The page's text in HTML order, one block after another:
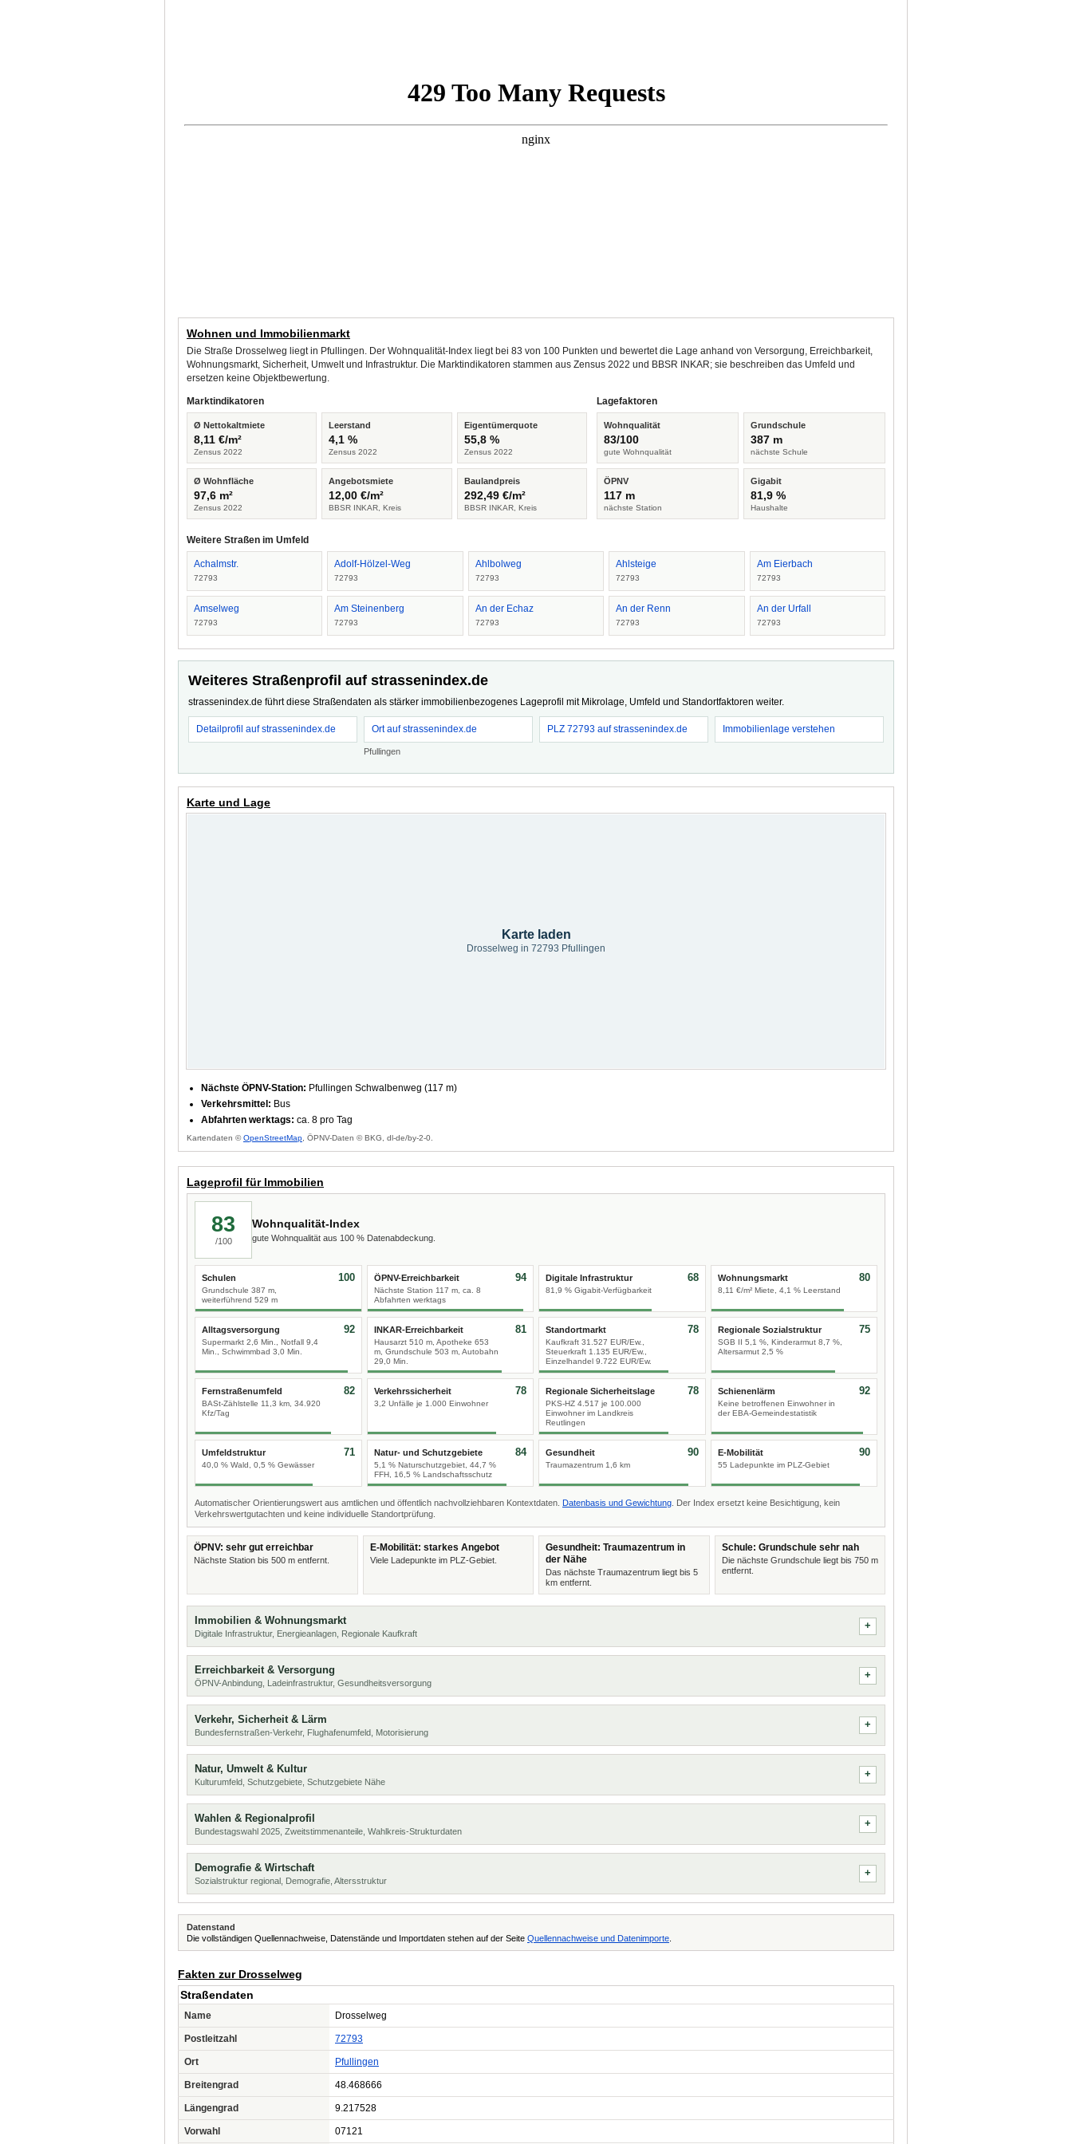
Wohnen und Immobilienmarkt
Die Straße Drosselweg liegt in Pfullingen. Der Wohnqualität-Index liegt bei 83 von 100 Punkten und bewertet die Lage anhand von Versorgung, Erreichbarkeit,
Wohnungsmarkt, Sicherheit, Umwelt und Infrastruktur. Die Marktindikatoren stammen aus Zensus 2022 und BBSR INKAR; sie beschreiben das Umfeld und
ersetzen keine Objektbewertung.
Marktindikatoren
Ø Nettokaltmiete
8,11 €/m²
Zensus 2022
Leerstand
4,1 %
Zensus 2022
Eigentümerquote
55,8 %
Zensus 2022
Ø Wohnfläche
97,6 m²
Zensus 2022
Angebotsmiete
12,00 €/m²
BBSR INKAR, Kreis
Baulandpreis
292,49 €/m²
BBSR INKAR, Kreis
Lagefaktoren
Wohnqualität
83/100
gute Wohnqualität
Grundschule
387 m
nächste Schule
ÖPNV
117 m
nächste Station
Gigabit
81,9 %
Haushalte
Weitere Straßen im Umfeld
Achalmstr.
72793
Adolf-Hölzel-Weg
72793
Ahlbolweg
72793
Ahlsteige
72793
Am Eierbach
72793
Amselweg
72793
Am Steinenberg
72793
An der Echaz
72793
An der Renn
72793
An der Urfall
72793
Weiteres Straßenprofil auf strassenindex.de
strassenindex.de führt diese Straßendaten als stärker immobilienbezogenes Lageprofil mit Mikrolage, Umfeld und Standortfaktoren weiter.
Detailprofil auf strassenindex.de Ort auf strassenindex.de
Pfullingen
PLZ 72793 auf strassenindex.de Immobilienlage verstehen
Karte und Lage
Karte laden
Drosselweg in 72793 Pfullingen
Nächste ÖPNV-Station: Pfullingen Schwalbenweg (117 m)
Verkehrsmittel: Bus
Abfahrten werktags: ca. 8 pro Tag
Kartendaten ©OpenStreetMap , ÖPNV-Daten © BKG, dl-de/by-2-0.
Lageprofil für Immobilien
83
/100
Wohnqualität-Index
gute Wohnqualität aus 100 % Datenabdeckung.
Schulen
Grundschule 387 m,
weiterführend 529 m
100 ÖPNV-Erreichbarkeit
Nächste Station 117 m, ca. 8
Abfahrten werktags
94 Digitale Infrastruktur
81,9 % Gigabit-Verfügbarkeit
68 Wohnungsmarkt
8,11 €/m² Miete, 4,1 % Leerstand
80
Alltagsversorgung
Supermarkt 2,6 Min., Notfall 9,4
Min., Schwimmbad 3,0 Min.
92 INKAR-Erreichbarkeit
Hausarzt 510 m, Apotheke 653
m, Grundschule 503 m, Autobahn
29,0 Min.
81 Standortmarkt
Kaufkraft 31.527 EUR/Ew.,
Steuerkraft 1.135 EUR/Ew.,
Einzelhandel 9.722 EUR/Ew.
78 Regionale Sozialstruktur
SGB II 5,1 %, Kinderarmut 8,7 %,
Altersarmut 2,5 %
75
Fernstraßenumfeld
BASt-Zählstelle 11,3 km, 34.920
Kfz/Tag
82 Verkehrssicherheit
3,2 Unfälle je 1.000 Einwohner
78 Regionale Sicherheitslage
PKS-HZ 4.517 je 100.000
Einwohner im Landkreis
Reutlingen
78 Schienenlärm
Keine betroffenen Einwohner in
der EBA-Gemeindestatistik
92
Umfeldstruktur
40,0 % Wald, 0,5 % Gewässer
71 Natur- und Schutzgebiete
5,1 % Naturschutzgebiet, 44,7 %
FFH, 16,5 % Landschaftsschutz
84 Gesundheit
Traumazentrum 1,6 km
90 E-Mobilität
55 Ladepunkte im PLZ-Gebiet
90
Automatischer Orientierungswert aus amtlichen und öffentlich nachvollziehbaren Kontextdaten. Datenbasis und Gewichtung . Der Index ersetzt keine Besichtigung, kein
Verkehrswertgutachten und keine individuelle Standortprüfung.
ÖPNV: sehr gut erreichbar
Nächste Station bis 500 m entfernt.
E-Mobilität: starkes Angebot
Viele Ladepunkte im PLZ-Gebiet.
Gesundheit: Traumazentrum in
der Nähe
Das nächste Traumazentrum liegt bis 5
km entfernt.
Schule: Grundschule sehr nah
Die nächste Grundschule liegt bis 750 m
entfernt.
Immobilien & Wohnungsmarkt
Digitale Infrastruktur, Energieanlagen, Regionale Kaufkraft
Erreichbarkeit & Versorgung
ÖPNV-Anbindung, Ladeinfrastruktur, Gesundheitsversorgung
Verkehr, Sicherheit & Lärm
Bundesfernstraßen-Verkehr, Flughafenumfeld, Motorisierung
Natur, Umwelt & Kultur
Kulturumfeld, Schutzgebiete, Schutzgebiete Nähe
Wahlen & Regionalprofil
Bundestagswahl 2025, Zweitstimmenanteile, Wahlkreis-Strukturdaten
Demografie & Wirtschaft
Sozialstruktur regional, Demografie, Altersstruktur
Datenstand
Die vollständigen Quellennachweise, Datenstände und Importdaten stehen auf der Seite Quellennachweise und Datenimporte
Fakten zur Drosselweg
Straßendaten
Name Drosselweg
Postleitzahl 72793
Ort Pfullingen
Breitengrad 48.468666
Längengrad 9.217528
Vorwahl 07121